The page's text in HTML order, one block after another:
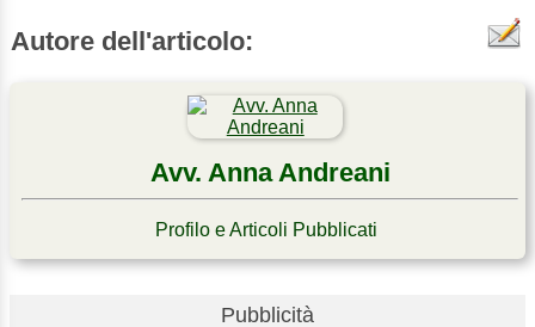
Autore dell'articolo:
Avv. Anna Andreani
Profilo e Articoli Pubblicati
Pubblicità